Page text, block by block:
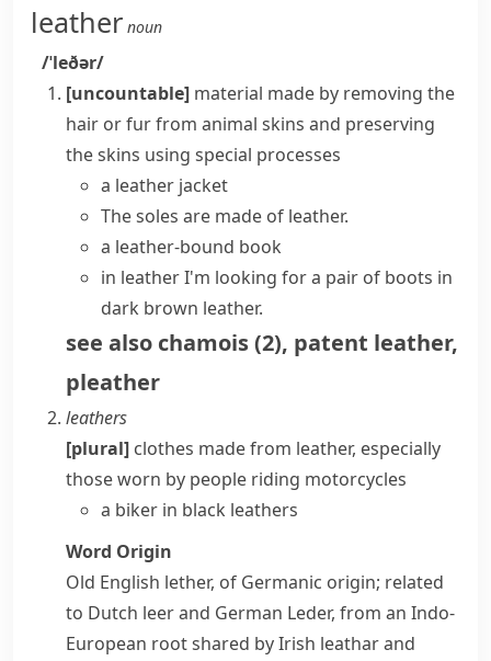
leather noun
/ˈleðər/
[uncountable] material made by removing the
hair or fur from animal skins and preserving
the skins using special processes
a leather jacket
The soles are made of leather.
a leather-bound book
in leatherI'm looking for a pair of boots in
dark brown leather.
see also chamois(2), patent leather,
pleather
leathers
[plural] clothes made from leather, especially
those worn by people riding motorcycles
a biker in black leathers
Word Origin
Old English lether, of Germanic origin; related
to Dutch leerand German Leder, from an Indo-
European root shared by Irish leatharand